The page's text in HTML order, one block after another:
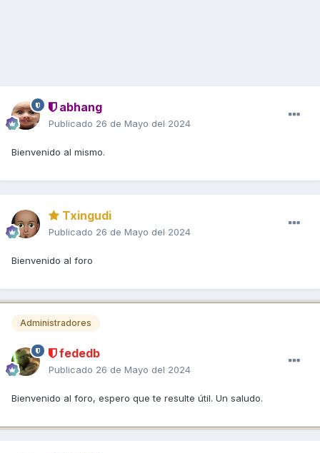
abhang
Publicado 26 de Mayo del 2024
Bienvenido al mismo.
Txingudi
Publicado 26 de Mayo del 2024
Bienvenido al foro
Administradores
fededb
Publicado 26 de Mayo del 2024
Bienvenido al foro, espero que te resulte útil. Un saludo.